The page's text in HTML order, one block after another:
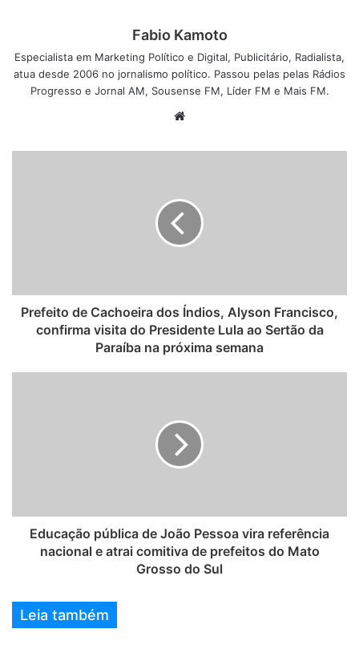
Fabio Kamoto
Especialista em Marketing Político e Digital, Publicitário, Radialista,
atua desde 2006 no jornalismo político. Passou pelas pelas Rádios
Progresso e Jornal AM, Sousense FM, Líder FM e Mais FM.
b
Prefeito de Cachoeira dos Índios, Alyson Francisco,
confirma visita do Presidente Lula ao Sertão da
Paraíba na próxima semana
Educação pública de João Pessoa vira referência
nacional e atrai comitiva de prefeitos do Mato
Grosso do Sul
Leia também